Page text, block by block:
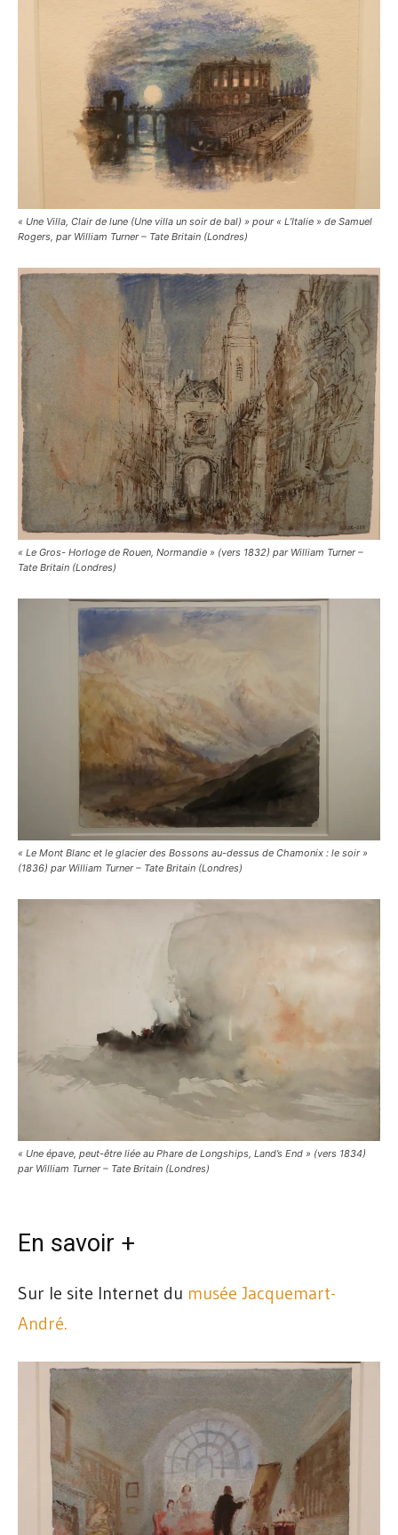
« Une Villa, Clair de lune (Une villa un soir de bal) » pour « L’Italie » de Samuel
Rogers, par William Turner – Tate Britain (Londres)
« Le Gros- Horloge de Rouen, Normandie » (vers 1832) par William Turner –
Tate Britain (Londres)
« Le Mont Blanc et le glacier des Bossons au-dessus de Chamonix : le soir »
(1836) par William Turner – Tate Britain (Londres)
« Une épave, peut-être liée au Phare de Longships, Land’s End » (vers 1834)
par William Turner – Tate Britain (Londres)
En savoir +
Sur le site Internet du musée Jacquemart-
André.